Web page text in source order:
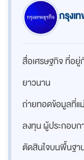
กรุงเ
สื่อเศรษฐกิจ ที่อยู่
ยาวนาน
ถ่ายทอดข้อมูลที่แ
ลงทุน ผู้ประกอบก
ตัดสินใจบนพื้นฐาน